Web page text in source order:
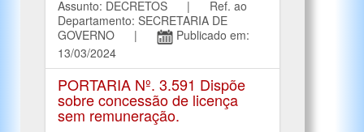
Assunto: DECRETOS | Ref. ao
Departamento: SECRETARIA DE
GOVERNO |
Publicado em:
13/03/2024
PORTARIA Nº. 3.591 Dispõe
sobre concessão de licença
sem remuneração.